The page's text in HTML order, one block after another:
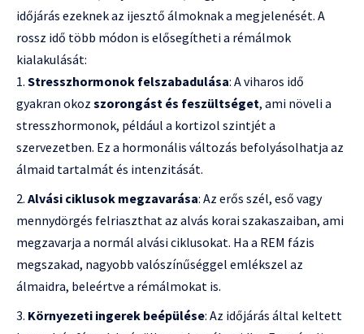
időjárás ezeknek az ijesztő álmoknak a megjelenését. A
rossz idő több módon is elősegítheti a rémálmok
kialakulását:
Stresszhormonok felszabadulása: A viharos idő
gyakran okoz szorongást és feszültséget, ami növeli a
stresszhormonok, például a kortizol szintjét a
szervezetben. Ez a hormonális változás befolyásolhatja az
álmaid tartalmát és intenzitását.
Alvási ciklusok megzavarása: Az erős szél, eső vagy
mennydörgés felriaszthat az alvás korai szakaszaiban, ami
megzavarja a normál alvási ciklusokat. Ha a REM fázis
megszakad, nagyobb valószínűséggel emlékszel az
álmaidra, beleértve a rémálmokat is.
Környezeti ingerek beépülése: Az időjárás által keltett